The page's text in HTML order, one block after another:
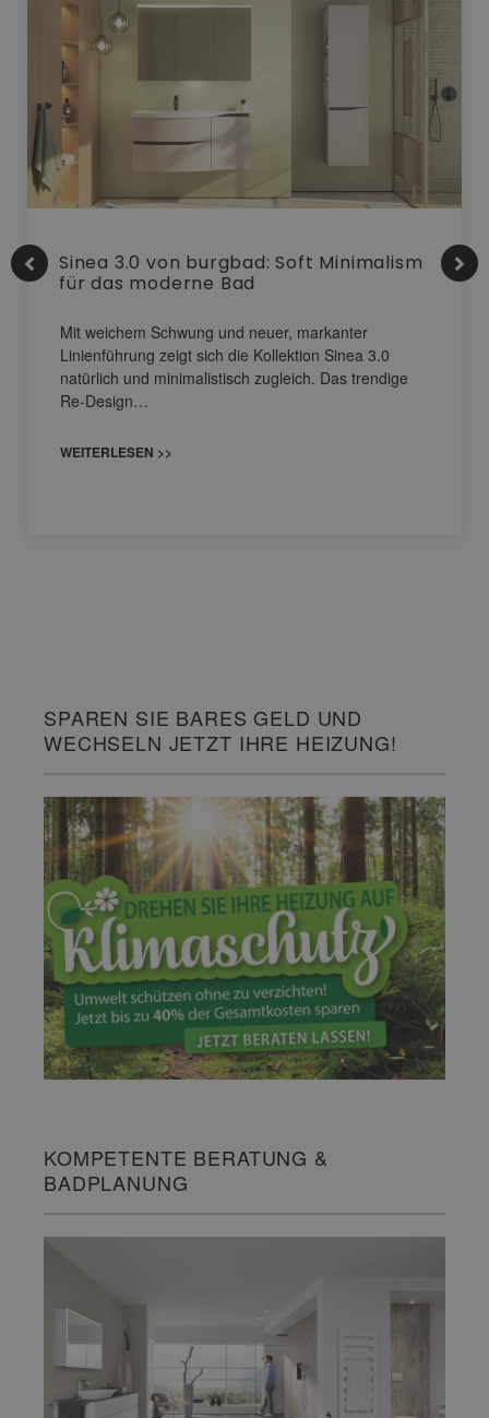
Sinea 3.0 von burgbad: Soft Minimalism
für das moderne Bad
Mit weichem Schwung und neuer, markanter
Linienführung zeigt sich die Kollektion Sinea 3.0
natürlich und minimalistisch zugleich. Das trendige
Re-Design…
WEITERLESEN >>
SPAREN SIE BARES GELD UND
WECHSELN JETZT IHRE HEIZUNG!
KOMPETENTE BERATUNG &
BADPLANUNG